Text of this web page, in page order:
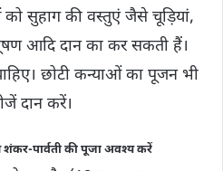
सुहाग की वस्तुएं जैसे चूड़ियां,
आदि दान का कर सकती हैं।
छोटी कन्याओं का पूजन भी
दान करें।
पार्वती की पूजा अवश्‍य करें